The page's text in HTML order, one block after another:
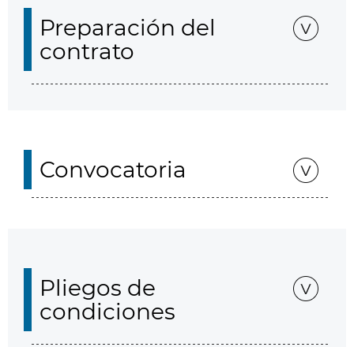
Preparación del
contrato
Convocatoria
Pliegos de
condiciones